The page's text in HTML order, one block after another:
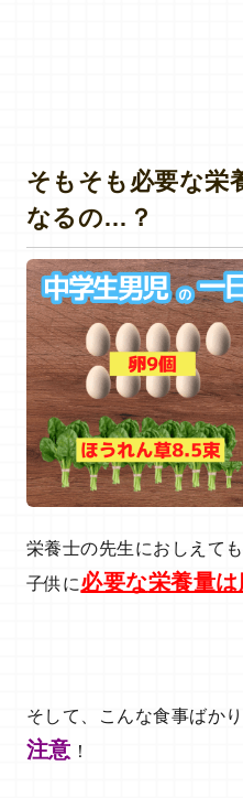
そもそも必要な栄
なるの…？
栄養士の先生におしえて
子供に必要な栄養量は
そして、こんな食事ばか
注意 ！